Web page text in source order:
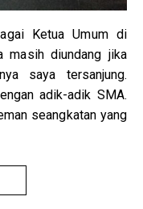
Ketua Umum di
masih diundang jika
saya tersanjung.
adik-adik SMA.
seangkatan yang